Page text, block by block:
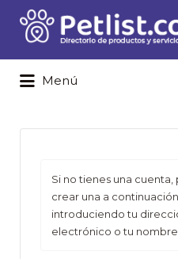
Buscar
por:
Menú
por:
Si no tienes una cuenta,
crear una a continuación
introduciendo tu
electrónico o tu nombre